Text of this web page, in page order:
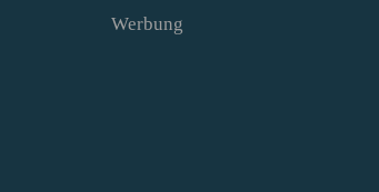
Werbung